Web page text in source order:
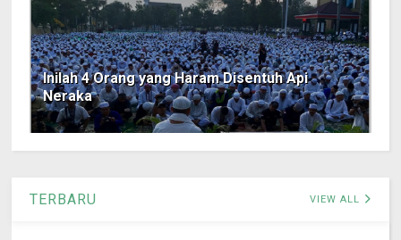
Inilah 4 Orang yang Haram Disentuh Api
Neraka
TERBARU VIEW ALL